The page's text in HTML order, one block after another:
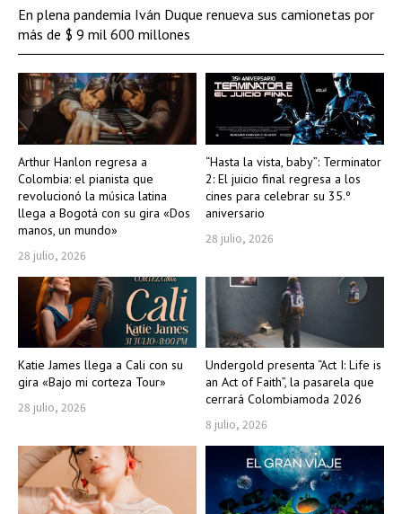
Arthur Hanlon regresa a
Colombia: el pianista que
revolucionó la música latina
llega a Bogotá con su gira «Dos
manos, un mundo»
28 julio, 2026
“Hasta la vista, baby”: Terminator
2: El juicio final regresa a los
cines para celebrar su 35.º
aniversario
28 julio, 2026
Katie James llega a Cali con su
gira «Bajo mi corteza Tour»
28 julio, 2026
Undergold presenta “Act I: Life is
an Act of Faith”, la pasarela que
cerrará Colombiamoda 2026
8 julio, 2026
En plena pandemia Iván Duque renueva sus camionetas por
más de $ 9 mil 600 millones